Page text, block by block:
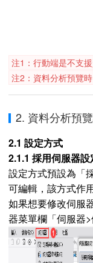
注1：行動端是不支援
注2：資料分析預覽
2. 資料分析預
2.1 設定方式
2.1.1 採用伺服器設
設定方式預設為「
可編輯，該方式作
如果想要修改伺服
器菜單欄「伺服器